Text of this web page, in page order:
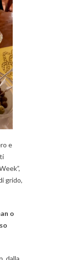
e
grido,
o
dalla